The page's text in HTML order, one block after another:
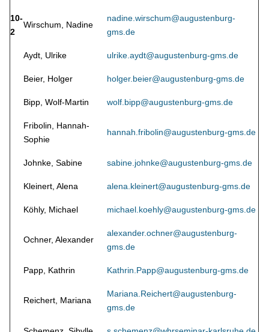
10-
2
Wirschum, Nadine
nadine.wirschum@augustenburg-
gms.de
Aydt, Ulrike ulrike.aydt@augustenburg-gms.de
Beier, Holger holger.beier@augustenburg-gms.de
Bipp, Wolf-Martin wolf.bipp@augustenburg-gms.de
Fribolin, Hannah-
Sophie
hannah.fribolin@augustenburg-gms.de
Johnke, Sabine sabine.johnke@augustenburg-gms.de
Kleinert, Alena alena.kleinert@augustenburg-gms.de
Köhly, Michael michael.koehly@augustenburg-gms.de
Ochner, Alexander
alexander.ochner@augustenburg-
gms.de
Papp, Kathrin Kathrin.Papp@augustenburg-gms.de
Reichert, Mariana
Mariana.Reichert@augustenburg-
gms.de